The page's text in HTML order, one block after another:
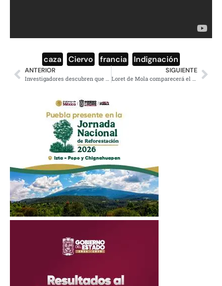
caza Ciervo francia Indignación
ANTERIOR
Investigadores descubren que cepa de Covid-19 si tiene mutaciones y es más contagiosa
SIGUIENTE
Loret de Mola comparecerá el 1 de noviembre por montaje del caso Vallarta